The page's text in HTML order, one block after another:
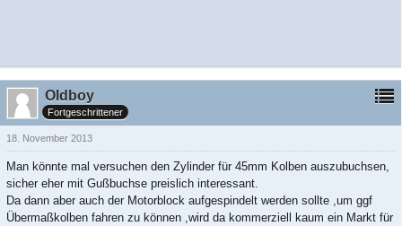
Oldboy
Fortgeschrittener
18. November 2013
Man könnte mal versuchen den Zylinder für 45mm Kolben auszubuchsen,
sicher eher mit Gußbuchse preislich interessant.
Da dann aber auch der Motorblock aufgespindelt werden sollte ,um ggf
Übermaßkolben fahren zu können ,wird da kommerziell kaum ein Markt für